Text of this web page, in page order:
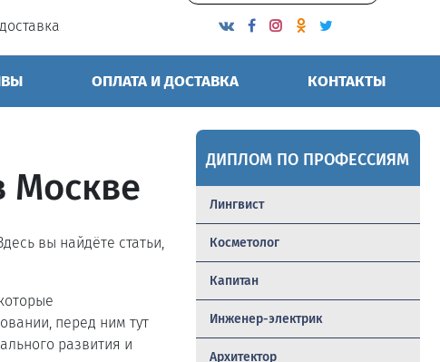
ОПЛАТА И ДОСТАВКА КОНТАКТЫ
Москве
вы найдёте статьи,
перед ним тут
развития и
ДИПЛОМ ПО ПРОФЕССИЯМ
Лингвист
Косметолог
Капитан
Инженер-электрик
Архитектор